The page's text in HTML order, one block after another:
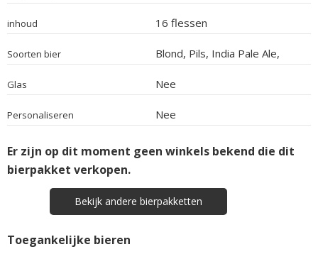
inhoud 16 flessen
Soorten bier
Blond, Pils, India Pale Ale,
Tripel, Wit, Saison, Weizen,
Dubbel
Glas Nee
Personaliseren Nee
Er zijn op dit moment geen winkels bekend die dit
bierpakket verkopen.
Bekijk andere bierpakketten
Toegankelijke bieren